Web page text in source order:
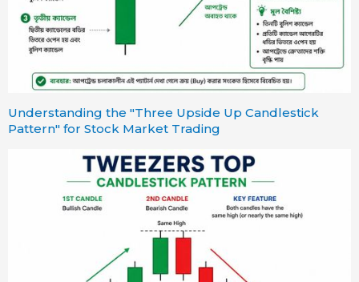
Understanding the "Three Upside Up Candlestick
Pattern" for Stock Market Trading